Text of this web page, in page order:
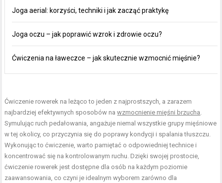
Joga aerial: korzyści, techniki i jak zacząć praktykę
Joga oczu – jak poprawić wzrok i zdrowie oczu?
Ćwiczenia na ławeczce – jak skutecznie wzmocnić mięśnie?
Ćwiczenie rowerek na leżąco to jeden z najprostszych, a zarazem
najbardziej efektywnych sposobów nawzmocnienie mięśni brzucha.
Symulując ruch pedałowania, angażuje niemal wszystkie grupy mięśniowe
w tej okolicy, co przyczynia się do poprawy kondycji i spalania tłuszczu.
Wykonując to ćwiczenie, warto pamiętać o odpowiedniej technice i
koncentrować się na kontrolowanym ruchu. Dzięki swojej prostocie,
ćwiczenie rowerek jest dostępne dla osób na każdym poziomie
zaawansowania, co czyni je idealnym wyborem zarówno dla